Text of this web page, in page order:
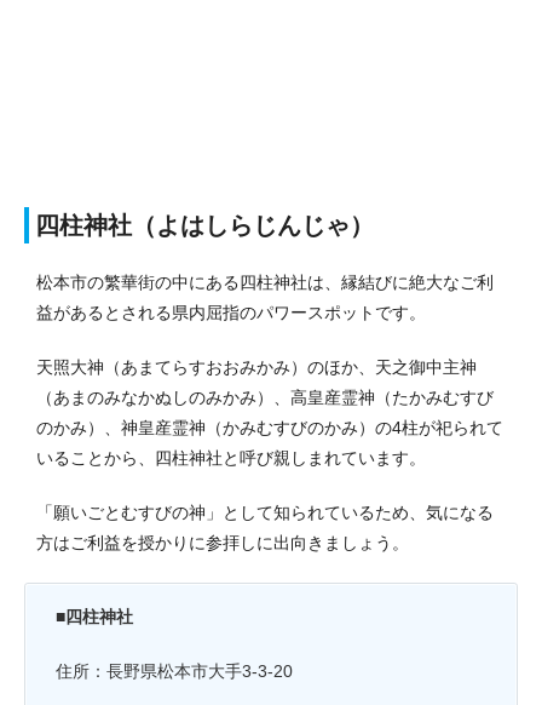
四柱神社（よはしらじんじゃ）
松本市の繁華街の中にある四柱神社は、縁結びに絶大なご利
益があるとされる県内屈指のパワースポットです。
天照大神（あまてらすおおみかみ）のほか、天之御中主神
（あまのみなかぬしのみかみ）、高皇産霊神（たかみむすび
のかみ）、神皇産霊神（かみむすびのかみ）の4柱が祀られて
いることから、四柱神社と呼び親しまれています。
「願いごとむすびの神」として知られているため、気になる
方はご利益を授かりに参拝しに出向きましょう。
■四柱神社
住所：長野県松本市大手3-3-20